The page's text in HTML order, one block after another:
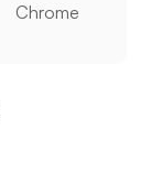
Chrome